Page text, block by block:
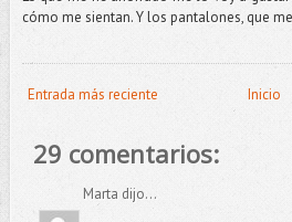
cómo me sientan. Y los pantalones, que
Entrada más reciente Inicio
29 comentarios:
Marta dijo...